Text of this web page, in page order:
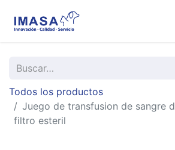
Todos los productos
Juego de transfusion de sangre
filtro esteril